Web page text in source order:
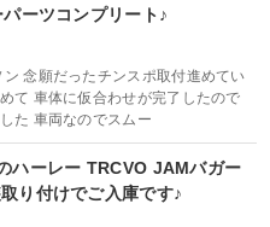
ーツコンプリート♪
念願だったチンスポ取付進めてい
て 車体に仮合わせが完了したので
た 車両なのでスムー
ハーレー TRCVO JAMバガー
り付けでご入庫です♪